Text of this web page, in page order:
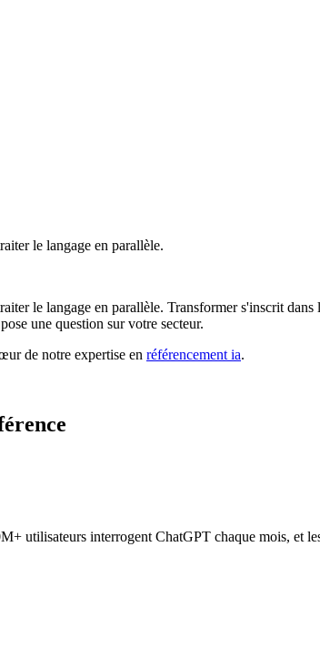
le langage en parallèle.
le langage en parallèle. Transformer s'inscrit
une question sur votre secteur.
de notre expertise en référencement ia.
utilisateurs interrogent ChatGPT chaque mois, et